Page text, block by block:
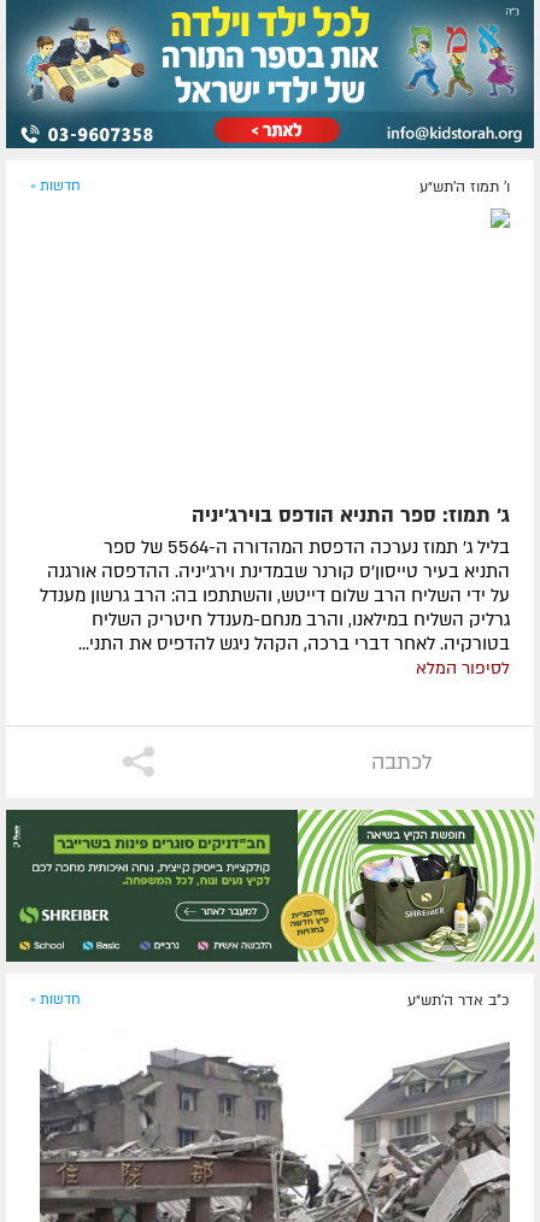
ו' תמוז ה׳תש״ע חדשות »
ג' תמוז: ספר התניא הודפס בוירג'יניה
בליל ג' תמוז נערכה הדפסת המהדורה ה-5564 של ספר
התניא בעיר טייסון'ס קורנר שבמדינת וירג'יניה. ההדפסה אורגנה
על ידי השליח הרב שלום דייטש, והשתתפו בה: הרב גרשון מענדל
גרליק השליח במילאנו, והרב מנחם-מענדל חיטריק השליח
בטורקיה. לאחר דברי ברכה, הקהל ניגש להדפיס את התני...
לסיפור המלא
לכתבה
כ"ב אדר ה׳תש״ע חדשות »